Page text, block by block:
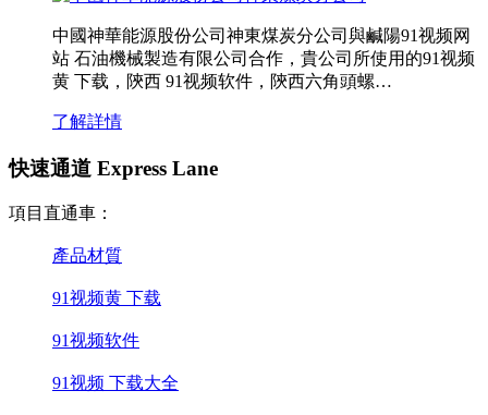
中國神華能源股份公司神東煤炭分公司與鹹陽91视频网
站 石油機械製造有限公司合作，貴公司所使用的91视频
黄 下载，陝西 91视频软件，陝西六角頭螺…
了解詳情
快速通道 Express Lane
項目直通車：
產品材質
91视频黄 下载
91视频软件
91视频 下载大全